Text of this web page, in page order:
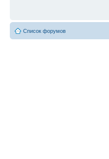
Список форумов